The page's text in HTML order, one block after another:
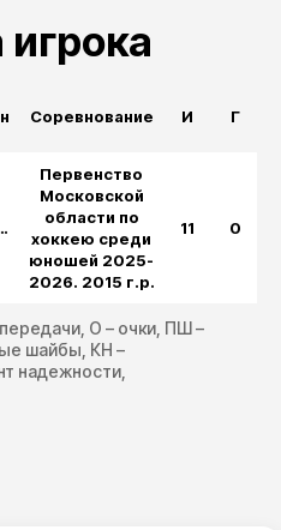
Соревнование И Г
Первенство
Московской
области по
хоккею среди
юношей 2025-
2026. 2015 г.р.
11 0
О – очки, ПШ –
шайбы, КН –
надежности,